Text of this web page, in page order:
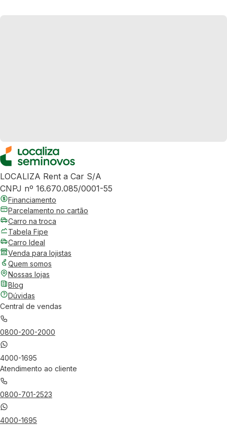
LOCALIZA Rent a Car S/A
CNPJ nº 16.670.085/0001-55
Financiamento
Parcelamento no cartão
Carro na troca
Tabela Fipe
Carro Ideal
Venda para lojistas
Quem somos
Nossas lojas
Blog
Dúvidas
Central de vendas
0800-200-2000
4000-1695
Atendimento ao cliente
0800-701-2523
4000-1695